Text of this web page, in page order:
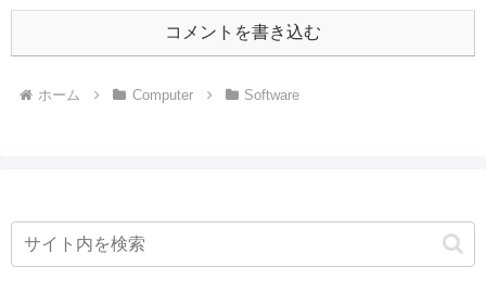
コメントを書き込む
ホーム Computer Software